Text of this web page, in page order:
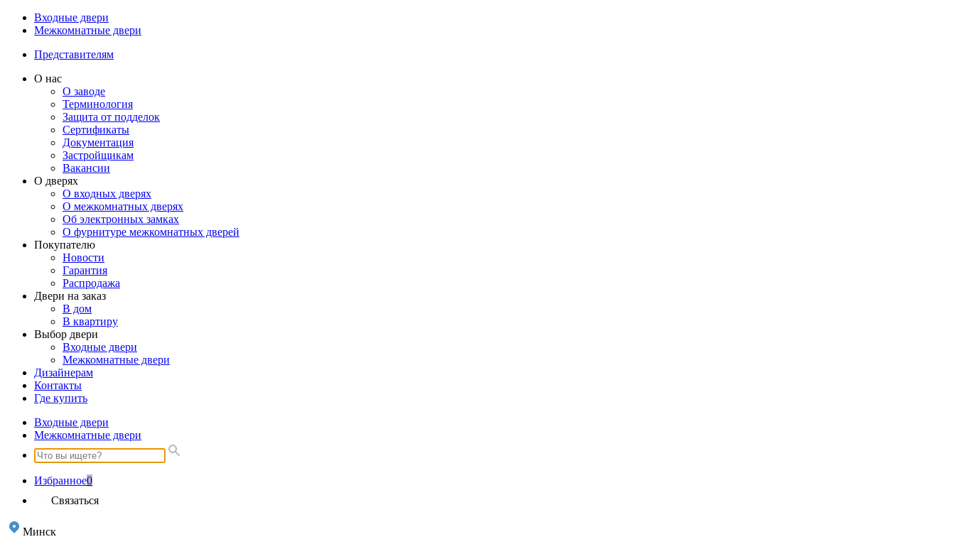
Входные двери
Межкомнатные двери
Представителям
О нас
О заводе
Терминология
Защита от подделок
Сертификаты
Документация
Застройщикам
Вакансии
О дверях
О входных дверях
О межкомнатных дверях
Об электронных замках
О фурнитуре межкомнатных дверей
Покупателю
Новости
Гарантия
Распродажа
Двери на заказ
В дом
В квартиру
Выбор двери
Входные двери
Межкомнатные двери
Дизайнерам
Контакты
Где купить
Входные двери
Межкомнатные двери
Избранное0
Связаться
Минск